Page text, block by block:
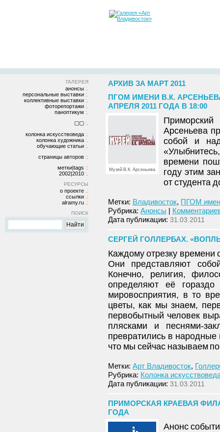
ГАЛЕРЕЯ
анонсы
персональные выставки
коллективные выставки
фоторепортажи
паноптикум
▢▢
колонка искусствоведа
колонка художника
обучающие статьи
страницы авторов
метки|tags
2002|2010
РЕСУРСЫ
о проекте
ссылки
alramy.ru
ПОИСК
АРХИВ ЗА МАРТ 2011
ПГОМ ИМЕНИ В.К.
АПРЕЛЯ 2011 ГОДА В 18:00
Музей В.К. Арсеньева
Арсеньева
собой и
времени
году этим
от студента
Метки: Владивосток, ПГОМ
Рубрика: Анонсы |
Дата публикации: 31.03.2011
СЕРГЕЙ ГОЛЛЕРБАХ.
Каждому отрезку времени
Они представляют
Конечно, религия,
определяют её
мировосприятия, в то
цветы, как мы знаем,
первобытный человек
плясками и песнями-
превратились в
что мы сейчас называем
Метки: Арт Владивосток,
Рубрика: Колонка
Дата публикации: 31.03.2011
ПРИМОРСКАЯ КРАЕВАЯ
ГОДА
Анонс